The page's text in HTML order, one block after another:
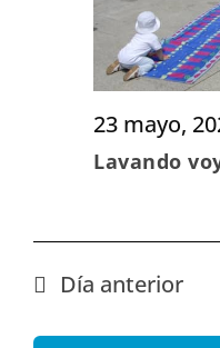
23 mayo,
Lavando
Día anterior